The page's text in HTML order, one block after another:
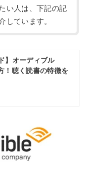
い人は、下記の記
しています。
】オーディブル
！聴く読書の特徴を